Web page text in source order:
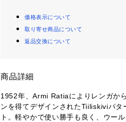
価格表示について
取り寄せ商品について
返品交換について
商品詳細
1952年、Armi Ratiaによりレンガか
ンを得てデザインされたTiiliskiviパタ
ト。軽やかで使い勝手も良く、ウー